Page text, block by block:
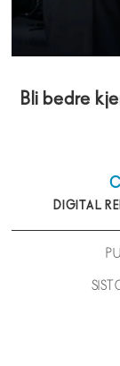
Bli bedre
DIGITAL
SIST